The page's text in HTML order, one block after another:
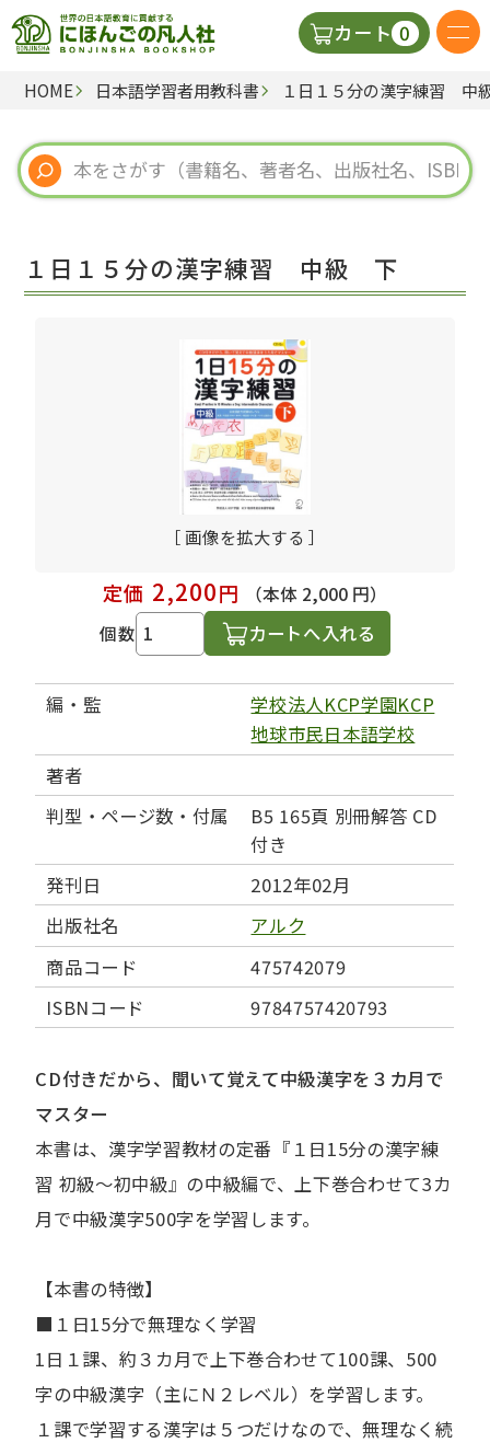
カート 0
日本語の教科書
視聴覚・補助教材
教師用参考書
HOME 日本語学習者用教科書 １日１５分の漢字練習
１日１５分の漢字練習 中級 下
［ 画像を拡大する ］
定価 2,200円
（本体 2,000 円）
個数
カートへ入れる
編・監
学校法人KCP学園KCP
地球市民日本語学校
著者
判型・ページ数・付属
B5 165頁 別冊解答 CD
付き
発刊日
2012年02月
出版社名
アルク
商品コード
475742079
ISBNコード
9784757420793
CD付きだから、聞いて覚えて中級漢字を３カ月で
マスター
本書は、漢字学習教材の定番『１日15分の漢字練
習 初級～初中級』の中級編で、上下巻合わせて3カ
月で中級漢字500字を学習します。
【本書の特徴】
■１日15分で無理なく学習
1日１課、約３カ月で上下巻合わせて100課、500
字の中級漢字（主にＮ２レベル）を学習します。
１課で学習する漢字は５つだけなので、無理なく続